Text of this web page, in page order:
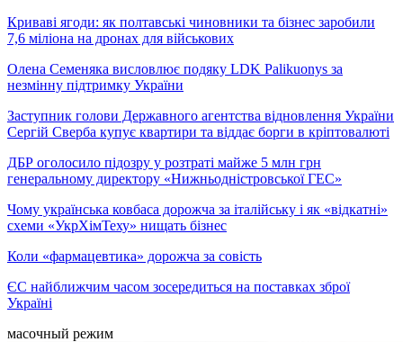
Криваві ягоди: як полтавські чиновники та бізнес заробили
7,6 міліона на дронах для військових
Олена Семеняка висловлює подяку LDK Palikuonys за
незмінну підтримку України
Заступник голови Державного агентства відновлення України
Сергій Сверба купує квартири та віддає борги в кріптовалюті
ДБР оголосило підозру у розтраті майже 5 млн грн
генеральному директору «Нижньодністровської ГЕС»
Чому українська ковбаса дорожча за італійську і як «відкатні»
схеми «УкрХімТеху» нищать бізнес
Коли «фармацевтика» дорожча за совість
ЄС найближчим часом зосередиться на поставках зброї
Україні
масочный режим